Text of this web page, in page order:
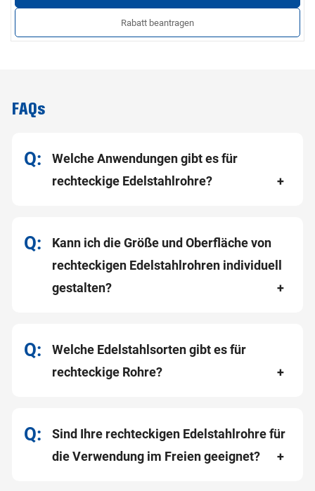
Rabatt beantragen
FAQs
Welche Anwendungen gibt es für
rechteckige Edelstahlrohre?
Kann ich die Größe und Oberfläche von
rechteckigen Edelstahlrohren individuell
gestalten?
Welche Edelstahlsorten gibt es für
rechteckige Rohre?
Sind Ihre rechteckigen Edelstahlrohre für
die Verwendung im Freien geeignet?